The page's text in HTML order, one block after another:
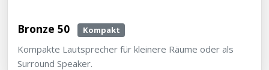
Bronze 50 Kompakt
Kompakte Lautsprecher für kleinere Räume oder als
Surround Speaker.